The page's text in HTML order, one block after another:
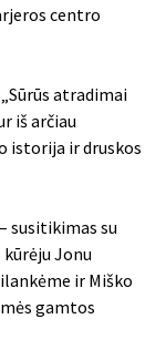
centro
atradimai
iš arčiau
istorija ir druskos
susitikimas su
Jonu
ir Miško
gamtos